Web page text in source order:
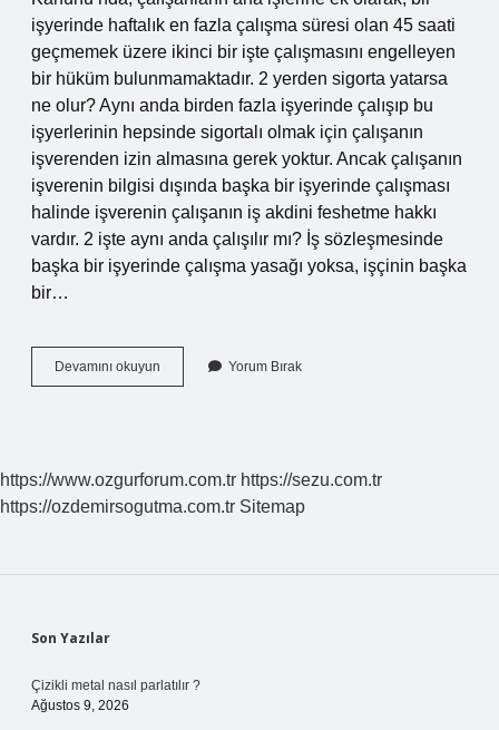
işyerinde haftalık en fazla çalışma süresi olan 45 saati
geçmemek üzere ikinci bir işte çalışmasını engelleyen
bir hüküm bulunmamaktadır. 2 yerden sigorta yatarsa
ne olur? Aynı anda birden fazla işyerinde çalışıp bu
işyerlerinin hepsinde sigortalı olmak için çalışanın
işverenden izin almasına gerek yoktur. Ancak çalışanın
işverenin bilgisi dışında başka bir işyerinde çalışması
halinde işverenin çalışanın iş akdini feshetme hakkı
vardır. 2 işte aynı anda çalışılır mı? İş sözleşmesinde
başka bir işyerinde çalışma yasağı yoksa, işçinin başka
bir…
Devamını okuyun
Işte
Yorum Bırak
https://www.ozgurforum.com.tr https://sezu.com.tr
https://ozdemirsogutma.com.tr Sitemap
Sidebar
Son Yazılar
Çizikli metal nasıl parlatılır ?
Ağustos 9, 2026